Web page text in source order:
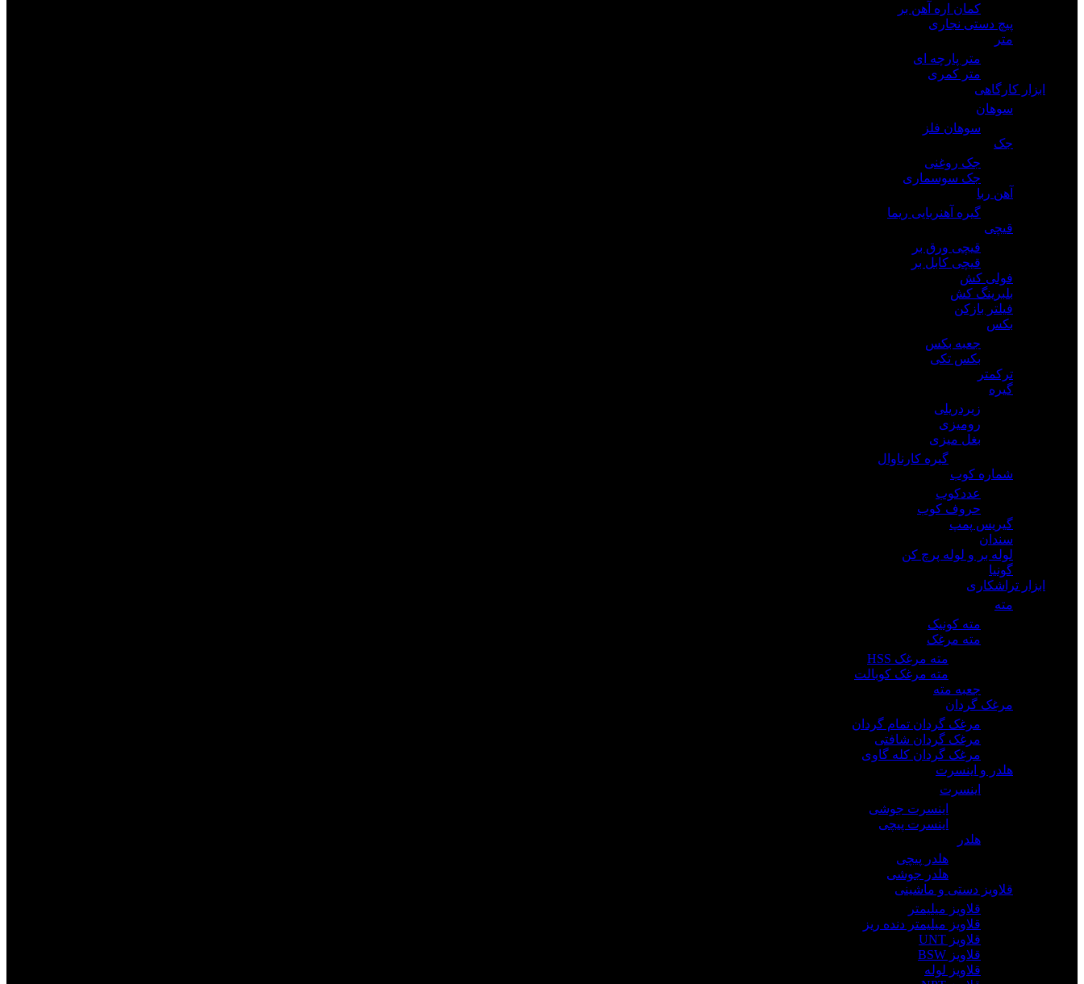
کمان اره آهن بر
پیچ دستی نجاری
متر
متر پارچه ای
متر کمری
ابزار کارگاهی
سوهان
سوهان فلز
جک
جک روغنی
جک سوسماری
آهن ربا
گیره آهنربایی ریما
قیچی
قیچی ورق بر
قیچی کابل بر
فولی کش
بلبرینگ کش
فیلتر بازکن
بکس
جعبه بکس
بکس تکی
ترکمتر
گیره
زیردریلی
رومیزی
بغل میزی
گیره کارناوال
شماره کوب
عددکوب
حروف کوب
گیریس پمپ
سندان
لوله بر و لوله پرچ کن
گونیا
ابزار تراشکاری
مته
مته کونیک
مته مرغک
مته مرغک HSS
مته مرغک کوبالت
جعبه مته
مرغک گردان
مرغک گردان تمام گردان
مرغک گردان شافتی
مرغک گردان کله گاوی
هلدر و اینسرت
اینسرت
اینسرت جوشی
اینسرت پیچی
هلدر
هلدر پیچی
هلدر جوشی
قلاویز دستی و ماشینی
قلاویز میلیمتر
قلاویز میلیمتر دنده ریز
قلاویز UNT
قلاویز BSW
قلاویز لوله